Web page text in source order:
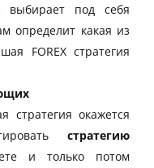
под себя
определит какая из
FOREX стратегия
стратегия окажется
стратегию
и только потом